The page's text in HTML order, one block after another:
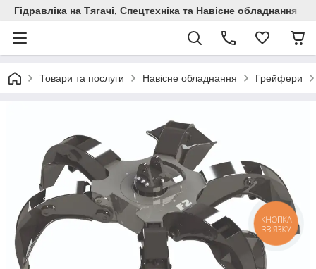
Гідравліка на Тягачі, Спецтехніка та Навісне обладнання
Товари та послуги Навісне обладнання Грейфери
КНОПКА
ЗВ'ЯЗКУ